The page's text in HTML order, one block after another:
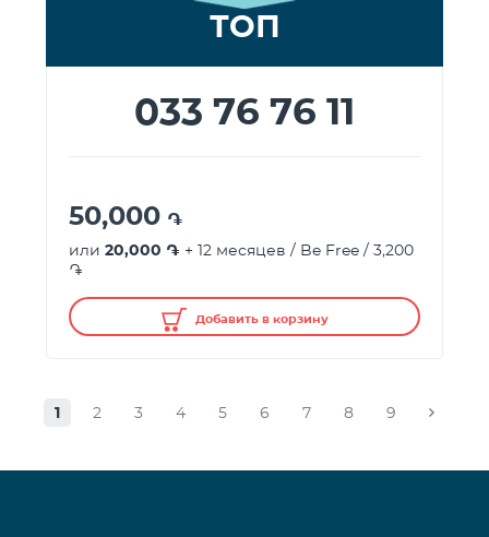
ТОП
033 76 76 11
50,000 ֏
или 20,000 ֏ + 12 месяцев / Be Free / 3,200
֏
Добавить в корзину
1 2 3 4 5 6 7 8 9